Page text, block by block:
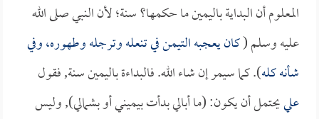
المعلوم أن البداية باليمين ما حكمها؟ سنة؛ لأن النبي صلى الله
عليه وسلم (كان يعجبه التيمن في تنعله وترجله وطهوره، وفي
شأنه كله). كما سيمر إن شاء الله. فالبداءة باليمين سنة, فقول
علييحتمل أن يكون: (ما أبالي بدأت بيميني أو بشمالي), وليس